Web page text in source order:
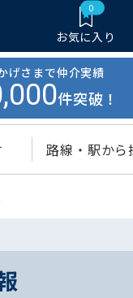
0
お気に入り
げさまで仲介実績
件突破！
路線・駅から